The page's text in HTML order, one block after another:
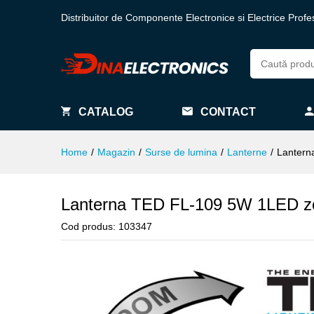
Distribuitor de Componente Electronice si Electrice
CATALOG CONTACT
Home / Magazin / Surse de lumina / Lanterne /
Lanterna TED FL-109 5W 1LED
Cod produs: 103347